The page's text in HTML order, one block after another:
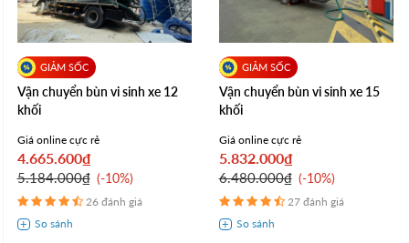
Vận chuyển bùn vi sinh xe 12
khối
Giá online cực rẻ
4.665.600₫
5.184.000₫ -10%
26 đánh giá
Vận chuyển bùn vi sinh xe 15
khối
Giá online cực rẻ
5.832.000₫
6.480.000₫ -10%
27 đánh giá